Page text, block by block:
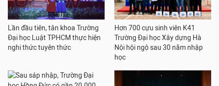
Lần đầu tiên, tân khoa Trường
Đại học Luật TPHCM thực hiện
nghi thức tuyên thức
Hơn 700 cựu sinh viên K41
Trường Đại học Xây dựng Hà
Nội hội ngộ sau 30 năm nhập
học